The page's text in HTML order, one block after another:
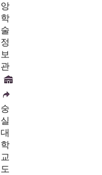
앙
학
술
정
보
관
숭
실
대
학
교
도